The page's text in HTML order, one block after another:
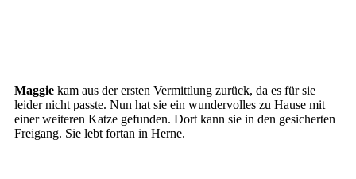
Maggiekam aus der ersten Vermittlung zurück, da es für sie
leider nicht passte. Nun hat sie ein wundervolles zu Hause mit
einer weiteren Katze gefunden. Dort kann sie in den gesicherten
Freigang. Sie lebt fortan in Herne.